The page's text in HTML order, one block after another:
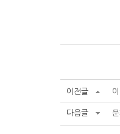
이전글
다음글